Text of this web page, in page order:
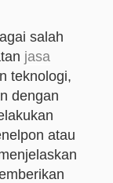
salah
jasa
teknologi,
dengan
atau